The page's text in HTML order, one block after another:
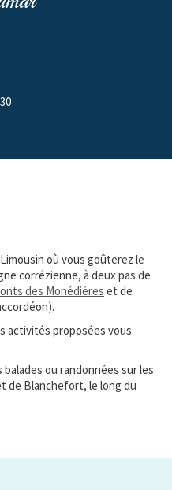
où vous goûterez le
corrézienne, à deux pas de
des Monédières et de
activités proposées vous
ou randonnées sur les
de Blanchefort, le long du